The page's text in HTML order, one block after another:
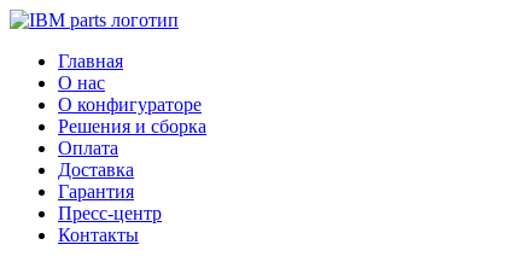
Главная
О нас
О конфигураторе
Решения и сборка
Оплата
Доставка
Гарантия
Пресс-центр
Контакты